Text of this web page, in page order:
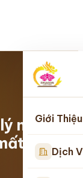
Giới Thiệu
Dịch
nhà đất
tiền